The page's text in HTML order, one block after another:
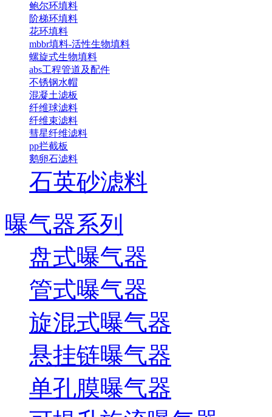
鲍尔环填料
阶梯环填料
花环填料
mbbr填料-活性生物填料
螺旋式生物填料
abs工程管道及配件
不锈钢水帽
混凝土滤板
纤维球滤料
纤维束滤料
彗星纤维滤料
pp拦截板
鹅卵石滤料
石英砂滤料
曝气器系列
盘式曝气器
管式曝气器
旋混式曝气器
悬挂链曝气器
单孔膜曝气器